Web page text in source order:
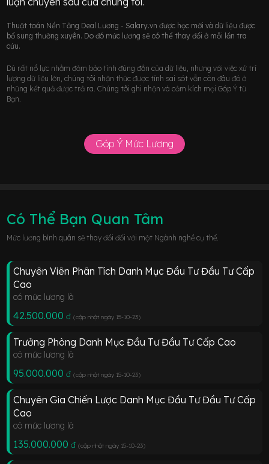
Thuật toán Nền Tảng Deal Lương - Salary.vn được học mới và dữ liệu được
bổ sung thường xuyên. Do đó mức lương sẽ có thể thay đổi ở mỗi lần tra
cứu.
Dù rất nổ lực nhằm đảm bảo tính đúng đắn của dữ liệu, nhưng với việc xử trí
lượng dữ liệu lớn, chúng tôi nhận thức được tính sai sót vẫn còn đâu đó ở
những kết quả được trả ra. Chúng tôi ghi nhận và cảm kích mọi Góp Ý từ
Bạn.
Góp Ý Mức Lương
Có Thể Bạn Quan Tâm
Mức lương bình quân sẽ thay đổi đối với một Ngành nghề cụ thể.
Chuyên Viên Phân Tích Danh Mục Đầu Tư Đầu Tư Cấp
Cao
có mức lương là
42.500.000 đ (cập nhật ngày 15-10-23)
Trưởng Phòng Danh Mục Đầu Tư Đầu Tư Cấp Cao
có mức lương là
95.000.000 đ (cập nhật ngày 15-10-23)
Chuyên Gia Chiến Lược Danh Mục Đầu Tư Đầu Tư Cấp
Cao
có mức lương là
135.000.000 đ (cập nhật ngày 15-10-23)